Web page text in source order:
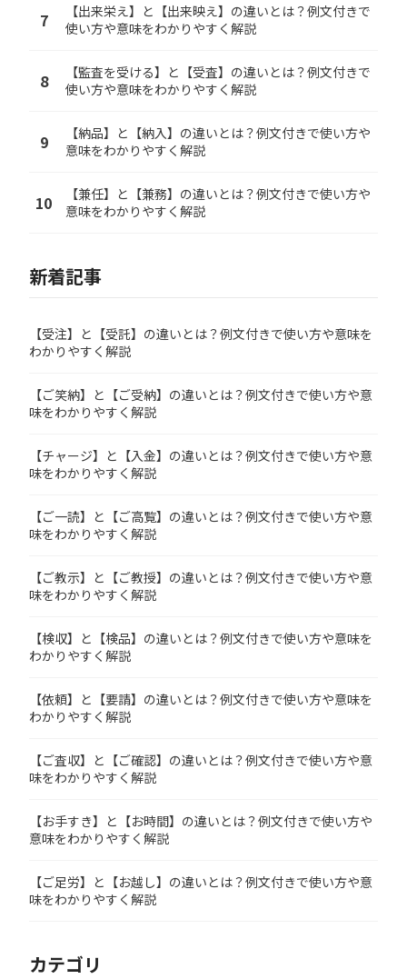
7
【出来栄え】と【出来映え】の違いとは？例文付きで
使い方や意味をわかりやすく解説
8
【監査を受ける】と【受査】の違いとは？例文付きで
使い方や意味をわかりやすく解説
9
【納品】と【納入】の違いとは？例文付きで使い方や
意味をわかりやすく解説
10
【兼任】と【兼務】の違いとは？例文付きで使い方や
意味をわかりやすく解説
新着記事
【受注】と【受託】の違いとは？例文付きで使い方や意味を
わかりやすく解説
【ご笑納】と【ご受納】の違いとは？例文付きで使い方や意
味をわかりやすく解説
【チャージ】と【入金】の違いとは？例文付きで使い方や意
味をわかりやすく解説
【ご一読】と【ご高覧】の違いとは？例文付きで使い方や意
味をわかりやすく解説
【ご教示】と【ご教授】の違いとは？例文付きで使い方や意
味をわかりやすく解説
【検収】と【検品】の違いとは？例文付きで使い方や意味を
わかりやすく解説
【依頼】と【要請】の違いとは？例文付きで使い方や意味を
わかりやすく解説
【ご査収】と【ご確認】の違いとは？例文付きで使い方や意
味をわかりやすく解説
【お手すき】と【お時間】の違いとは？例文付きで使い方や
意味をわかりやすく解説
【ご足労】と【お越し】の違いとは？例文付きで使い方や意
味をわかりやすく解説
カテゴリ